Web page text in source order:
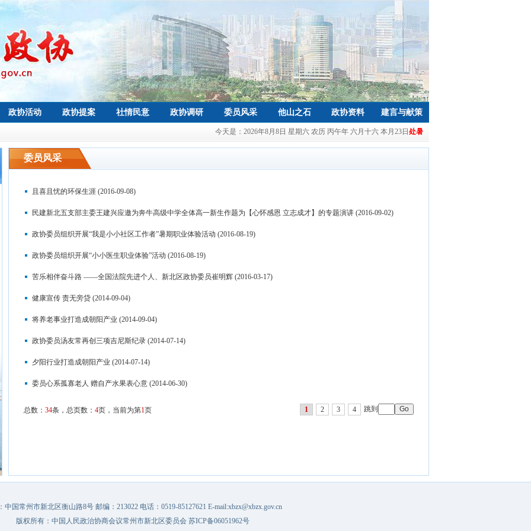
政协活动 政协提案 社情民意 政协调研 委员风采 他山之石 政协资料 建言与献策
今天是： 2026年8月8日 星期六 农历 丙午年 六月十六 本月23日 处暑
委员风采
且喜且忧的环保生涯(2016-09-08)
民建新北五支部主委王建兴应邀为奔牛高级中学全体高一新生作题为【心怀感恩 立志成才】的专题演讲(2016-09-02)
政协委员组织开展“我是小小社区工作者”暑期职业体验活动 (2016-08-19)
政协委员组织开展“小小医生职业体验”活动 (2016-08-19)
苦乐相伴奋斗路 ——全国法院先进个人、新北区政协委员崔明辉(2016-03-17)
健康宣传 责无旁贷(2014-09-04)
将养老事业打造成朝阳产业 (2014-09-04)
政协委员汤友常再创三项吉尼斯纪录(2014-07-14)
夕阳行业打造成朝阳产业 (2014-07-14)
委员心系孤寡老人 赠自产水果表心意(2014-06-30)
总数： 34条，总页数： 4页，当前为第1页 1 2 3 4 跳到
中国常州市新北区衡山路8号 邮编：213022 电话：0519-85127621 E-mail:xbzx@xbzx.gov.cn
版权所有：中国人民政治协商会议常州市新北区委员会 苏ICP备06051962号